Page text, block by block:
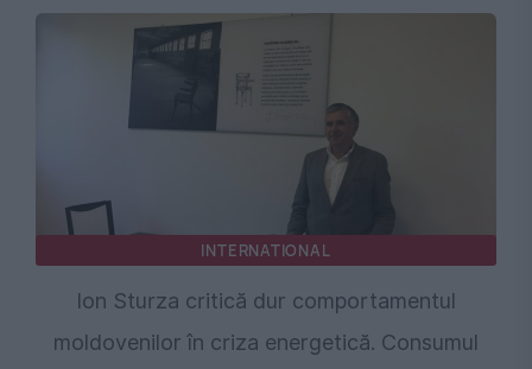
INTERNATIONAL
Ion Sturza critică dur comportamentul
moldovenilor în criza energetică. Consumul